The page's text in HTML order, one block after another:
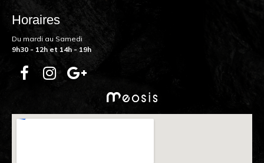
Horaires
Du mardi au Samedi
9h30 - 12h et 14h - 19h